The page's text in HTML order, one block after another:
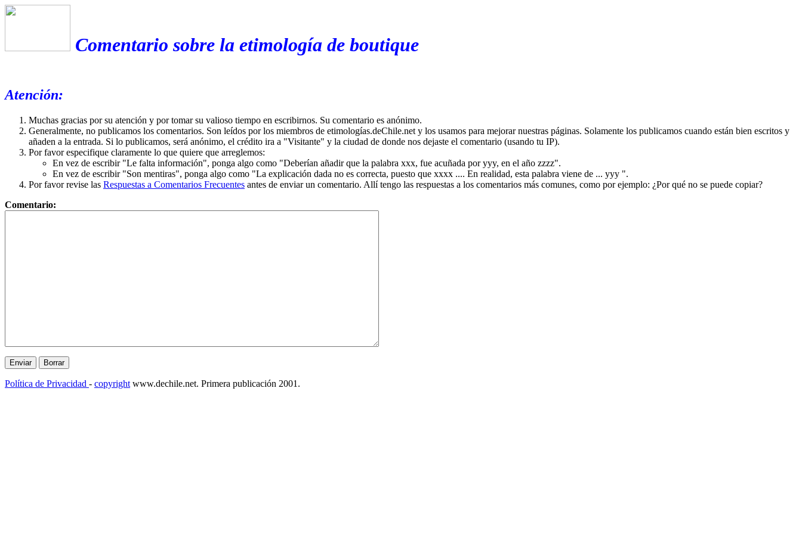
Comentario sobre la etimología de boutique
Atención:
Muchas gracias por su atención y por tomar su valioso tiempo en escribirnos. Su comentario es anónimo.
Generalmente, no publicamos los comentarios. Son leídos por los miembros de etimologías.deChile.net y los usamos para mejorar nuestras páginas. Solamente los publicamos cuando están bien escritos y
añaden a la entrada. Si lo publicamos, será anónimo, el crédito ira a "Visitante" y la ciudad de donde nos dejaste el comentario (usando tu IP).
Por favor especifique claramente lo que quiere que arreglemos:
En vez de escribir "Le falta información", ponga algo como "Deberían añadir que la palabra xxx, fue acuñada por yyy, en el año zzzz".
En vez de escribir "Son mentiras", ponga algo como "La explicación dada no es correcta, puesto que xxxx .... En realidad, esta palabra viene de ... yyy ".
Por favor revise las Respuestas a Comentarios Frecuentes antes de enviar un comentario. Allí tengo las respuestas a los comentarios más comunes, como por ejemplo: ¿Por qué no se puede copiar?
Comentario:
Política de Privacidad - copyright www.dechile.net. Primera publicación 2001.